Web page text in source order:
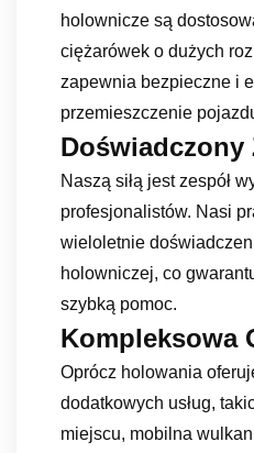
holownicze są
ciężarówek o dużych
zapewnia bezpieczne i
przemieszczenie
Doświadczony
Naszą siłą jest zespół
profesjonalistów. Nasi
wieloletnie
holowniczej, co
szybką pomoc.
Kompleksowa
Oprócz holowania
dodatkowych usług,
miejscu, mobilna